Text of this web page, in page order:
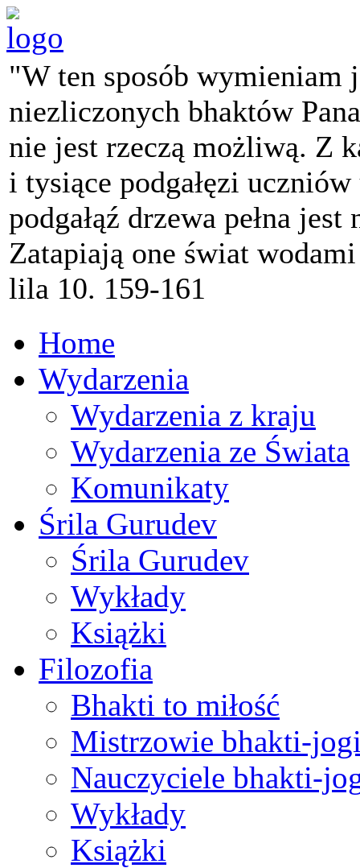
"W ten sposób wymieniam
niezliczonych bhaktów
nie jest rzeczą możliwą. Z
i tysiące podgałęzi
podgałąź drzewa pełna
Zatapiają one świat
lila 10. 159-161
Home
Wydarzenia
Wydarzenia z kraju
Wydarzenia ze Świata
Komunikaty
Śrila Gurudev
Śrila Gurudev
Wykłady
Książki
Filozofia
Bhakti to miłość
Mistrzowie bhakti-
Nauczyciele bhakti-
Wykłady
Książki